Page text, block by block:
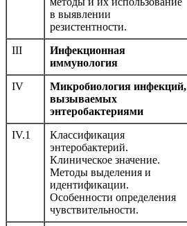
в выявлении
резистентности.
III
Инфекционная
иммунология
IV
Микробиология инфекций,
вызываемых
энтеробактериями
IV.1
Классификация
энтеробактерий.
Клиническое значение.
Методы выделения и
идентификации.
Особенности определения
чувствительности.